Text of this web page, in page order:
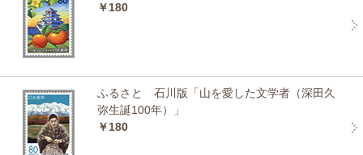
￥180
ふるさと 石川版「山を愛した文学者（深田久
弥生誕100年）」
￥180